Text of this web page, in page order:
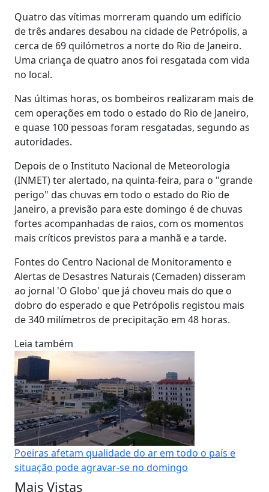
Quatro das vítimas morreram quando um edifício
de três andares desabou na cidade de Petrópolis, a
cerca de 69 quilómetros a norte do Rio de Janeiro.
Uma criança de quatro anos foi resgatada com vida
no local.
Nas últimas horas, os bombeiros realizaram mais de
cem operações em todo o estado do Rio de Janeiro,
e quase 100 pessoas foram resgatadas, segundo as
autoridades.
Depois de o Instituto Nacional de Meteorologia
(INMET) ter alertado, na quinta-feira, para o "grande
perigo" das chuvas em todo o estado do Rio de
Janeiro, a previsão para este domingo é de chuvas
fortes acompanhadas de raios, com os momentos
mais críticos previstos para a manhã e a tarde.
Fontes do Centro Nacional de Monitoramento e
Alertas de Desastres Naturais (Cemaden) disseram
ao jornal 'O Globo' que já choveu mais do que o
dobro do esperado e que Petrópolis registou mais
de 340 milímetros de precipitação em 48 horas.
Leia também
Poeiras afetam qualidade do ar em todo o país e
situação pode agravar-se no domingo
Mais Vistas